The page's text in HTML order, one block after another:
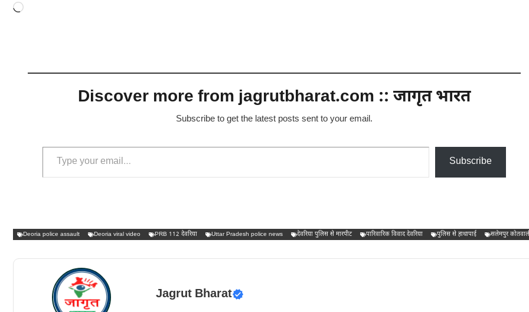
Loading…
Discover more from jagrutbharat.com :: जागृत भारत
Subscribe to get the latest posts sent to your email.
Type your email…
Subscribe
Deoria police assault Deoria viral video PRB 112 देवरिया Uttar Pradesh police news देवरिया पुलिस से मारपीट पारिवारिक विवाद देवरिया पुलिस से हाथापाई सलेमपुर
Jagrut Bharat